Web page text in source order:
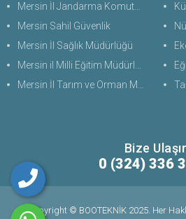
Mersin İl Jandarma Komutanlığı
Mersin Sahil Güvenlik
Mersin İl Sağlık Müdürlüğü
Mersin il Milli Eğitim Müdürlüğü
Mersin İl Tarım ve Orman Müdürlüğü
Bize
0 (324) 336
Copyright © BOOTEKNİK 2025. Her